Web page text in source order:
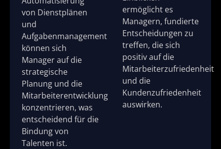
von Dienstplänen
und
Aufgabenmanagement
können sich
Manager auf die
strategische
Planung und die
Mitarbeiterentwicklung
konzentrieren, was
entscheidend für die
Bindung von
Talenten ist.
ermöglicht es
Managern, fundierte
Entscheidungen zu
treffen, die sich
positiv auf die
Mitarbeiterzufriedenheit
und die
Kundenzufriedenheit
auswirken.